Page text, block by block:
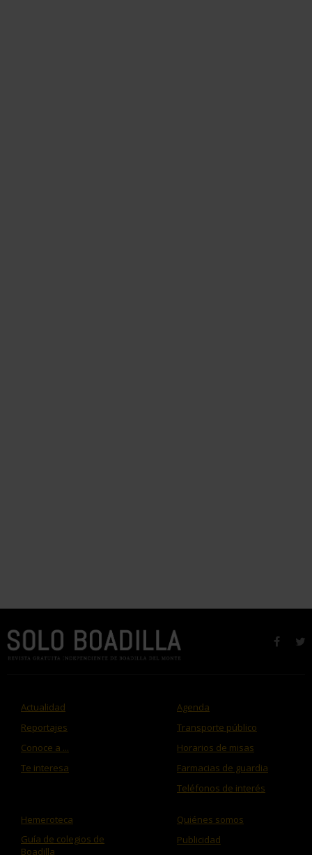
Actualidad
Reportajes
Conoce a ...
Te interesa
Agenda
Transporte público
Horarios de misas
Farmacias de guardia
Teléfonos de interés
Hemeroteca
Guía de colegios de
Boadilla
Quiénes somos
Publicidad